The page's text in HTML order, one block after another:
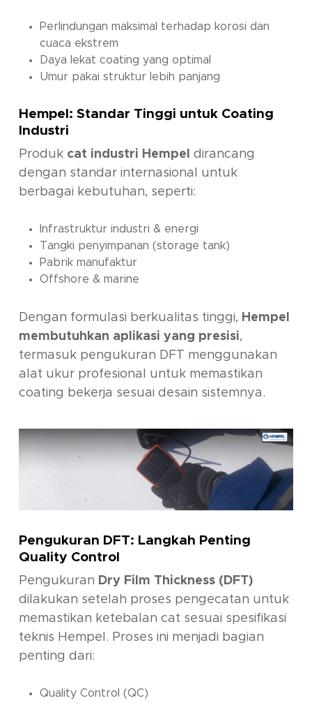
Perlindungan maksimal terhadap korosi dan
cuaca ekstrem
Daya lekat coating yang optimal
Umur pakai struktur lebih panjang
Hempel: Standar Tinggi untuk Coating
Industri
Produk cat industri Hempel
dirancang
dengan standar internasional untuk
berbagai kebutuhan, seperti:
Infrastruktur industri & energi
Tangki penyimpanan (storage tank)
Pabrik manufaktur
Offshore & marine
Dengan formulasi berkualitas tinggi, Hempel
membutuhkan aplikasi yang presisi,
termasuk pengukuran DFT menggunakan
alat ukur profesional untuk memastikan
coating bekerja sesuai desain sistemnya.
Pengukuran DFT: Langkah Penting
Quality Control
Pengukuran Dry Film Thickness (DFT)
dilakukan setelah proses pengecatan untuk
memastikan ketebalan cat sesuai spesifikasi
teknis Hempel. Proses ini menjadi bagian
penting dari:
Quality Control (QC)